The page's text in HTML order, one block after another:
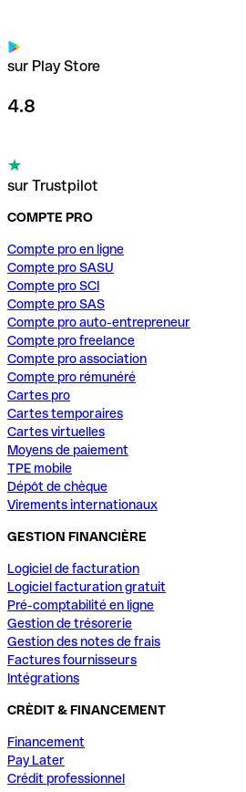
sur Play Store
4.8
sur Trustpilot
COMPTE PRO
Compte pro en ligne
Compte pro SASU
Compte pro SCI
Compte pro SAS
Compte pro auto-entrepreneur
Compte pro freelance
Compte pro association
Compte pro rémunéré
Cartes pro
Cartes temporaires
Cartes virtuelles
Moyens de paiement
TPE mobile
Dépôt de chèque
Virements internationaux
GESTION FINANCIÈRE
Logiciel de facturation
Logiciel facturation gratuit
Pré-comptabilité en ligne
Gestion de trésorerie
Gestion des notes de frais
Factures fournisseurs
Intégrations
CRÈDIT & FINANCEMENT
Financement
Pay Later
Crédit professionnel